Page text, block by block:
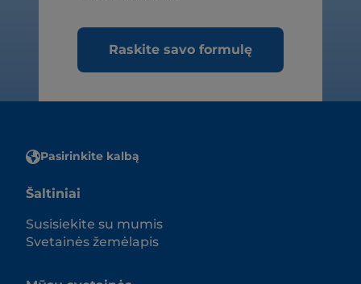
Raskite savo formulę
Pasirinkite kalbą
Šaltiniai
Susisiekite su mumis
Svetainės žemėlapis